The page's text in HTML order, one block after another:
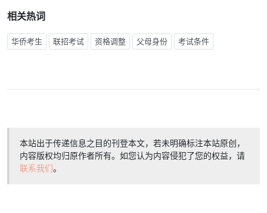
相关热词
华侨考生 联招考试 资格调整 父母身份 考试条件
本站出于传递信息之目的刊登本文，若未明确标注本站原创，
内容版权均归原作者所有。如您认为内容侵犯了您的权益，请
联系我们。